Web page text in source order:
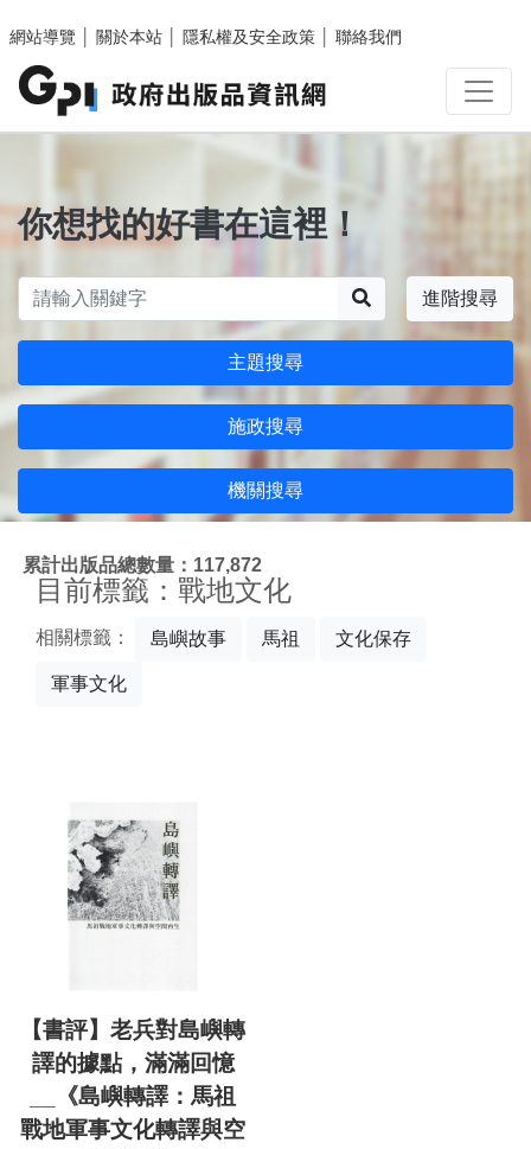
網站導覽
關於本站 隱私權及安全政策 聯絡我們
你想找的好書在這裡！
進階搜尋
主題搜尋
施政搜尋
機關搜尋
累計出版品總數量：117,872
目前標籤：戰地文化
相關標籤： 島嶼故事 馬祖 文化保存
軍事文化
【書評】老兵對島嶼轉
譯的據點，滿滿回憶
__《島嶼轉譯：馬祖
戰地軍事文化轉譯與空